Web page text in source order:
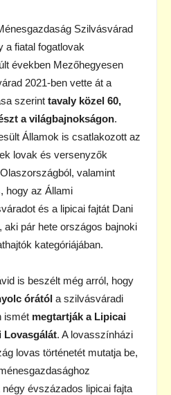
Szilvásvárad
a fiatal fogatlovak
években Mezőhegyesen
2021-ben vette át a
szerint tavaly közel 60,
a világbajnokságon.
Államok is csatlakozott az
lovak és versenyzők
valamint
hogy az Állami
és a lipicai fajtát Dani
pár hete országos bajnoki
kategóriájában.
is beszélt még arról, hogy
órától a szilvásváradi
ismét megtartják a Lipicai
Lovasgálát. A lovasszínházi
lovas történetét mutatja be,
évszázados lipicai fajta